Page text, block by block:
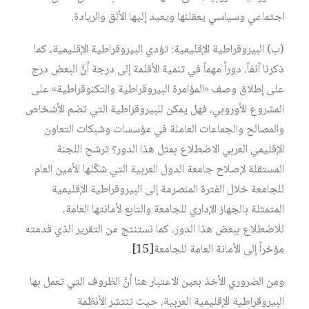
اجتماعي وسياسي يعقلنها ويعيد إليها الألق والريادة.
(ب) البيروقراطية الإقليمية: تؤدي البيروقراطية الإقليمية، كما
ذكرنا آنفاً، دوراً مهماً في تنمية الأقلمة إلى درجة أنَّ البعض درج
على إطلاق وصف «المؤامرة البيروقراطية والتكنوقراطية» على
المشروع الأوروبي، فهل يمكن للبيروقراطية التي تضم الأشخاص
والمصالح والجماعات العاملة في مؤسسات وشبكات التعاون
الإقليمي العربي الاضطلاع بمثل هذا الدور؟ ترشح اللجنة
المستقلة لإصلاح جامعة الدول العربية التي شكّلها الأمين العام
للجامعة خلال الفترة المنصرمة إلى البيروقراطية الإقليمية
المتمثلة بالجهاز الإداري للجامعة والتابع لأمانتها العامة،
للاضطلاع ببعض هذا الدور، كما نستنتج من التقرير الذي قدمته
مؤخراً إلى الأمانة العامة للجامعة[15]
.
ومن الضروري الأخذ بعين الاعتبار هنا أنَّ الظروف التي تعمل بها
البيروقراطية الإقليمية العربية، حيث تنتشر الأنظمة